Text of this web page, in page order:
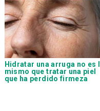
Hidratar una arruga no es
mismo que tratar una piel
que ha perdido firmeza